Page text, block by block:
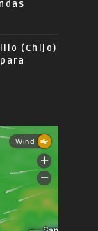
(Chijo)